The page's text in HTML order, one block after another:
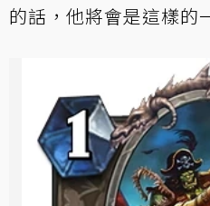
的話，他將會是這樣的